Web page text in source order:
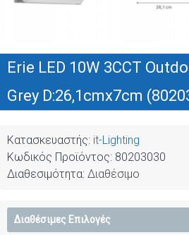
Erie LED 10W 3CCT
Grey D:26,1cmx7cm
Κατασκευαστής: it-Lighting
Κωδικός Προϊόντος: 80203030
Διαθεσιμότητα: Διαθέσιμο
Διαθέσιμες Επιλογές